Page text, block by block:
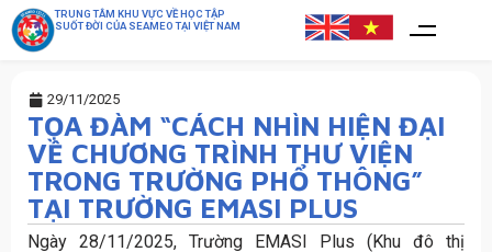
TRUNG TÂM KHU VỰC VỀ HỌC TẬP
SUỐT ĐỜI CỦA SEAMEO TẠI VIỆT NAM
29/11/2025
TỌA ĐÀM “CÁCH NHÌN HIỆN ĐẠI
VỀ CHƯƠNG TRÌNH THƯ VIỆN
TRONG TRƯỜNG PHỔ THÔNG”
TẠI TRƯỜNG EMASI PLUS
Ngày 28/11/2025, Trường EMASI Plus (Khu đô thị